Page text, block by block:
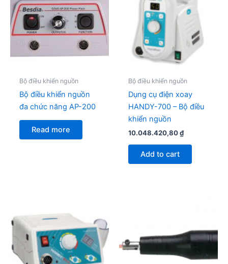
Bộ điều khiển nguồn
Bộ điều khiển nguồn
đa chức năng AP-200
Read more
Bộ điều khiển nguồn
Dụng cụ điện xoay
HANDY-700 – Bộ điều
khiển nguồn
10.048.420,80₫
Add to cart